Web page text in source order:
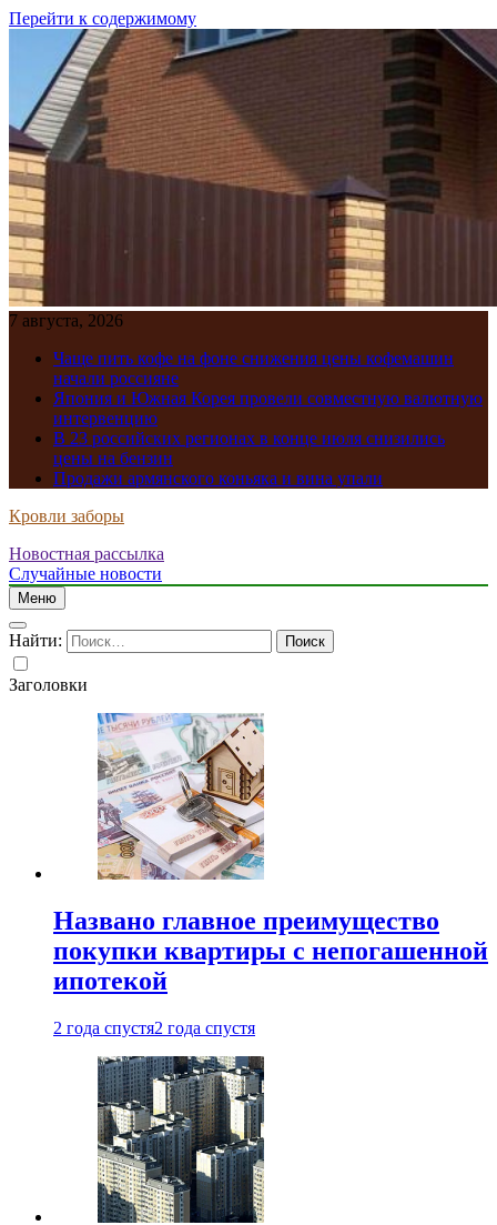
Перейти к содержимому
7 августа, 2026
Чаще пить кофе на фоне снижения цены кофемашин
начали россияне
Япония и Южная Корея провели совместную валютную
интервенцию
В 23 российских регионах в конце июля снизились
цены на бензин
Продажи армянского коньяка и вина упали
Кровли заборы
Новостная рассылка
Случайные новости
Меню
Найти:
Заголовки
Названо главное преимущество
покупки квартиры с непогашенной
ипотекой
2 года спустя2 года спустя